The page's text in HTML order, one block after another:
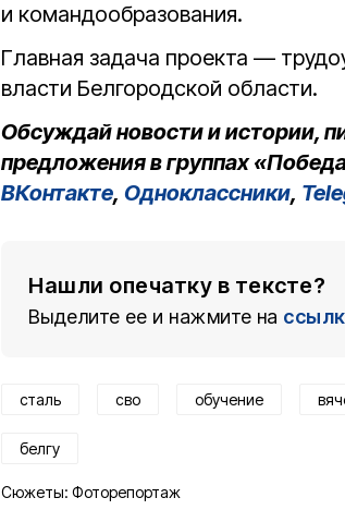
и командообразования.
Главная задача проекта —
власти Белгородской области.
Обсуждай новости и истории,
предложения в группах
ВКонтакте, Одноклассники,
Нашли опечатку в тексте?
Выделите ее и нажмите на
сталь сво обучение
белгу
Сюжеты: Фоторепортаж